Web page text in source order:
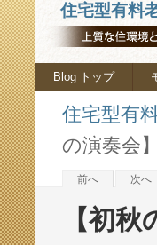
住宅型有料
Blog トップ
住宅型有
の演奏会
前へ 次へ
【初